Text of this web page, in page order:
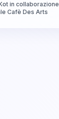
in collaborazione
Cafè Des Arts